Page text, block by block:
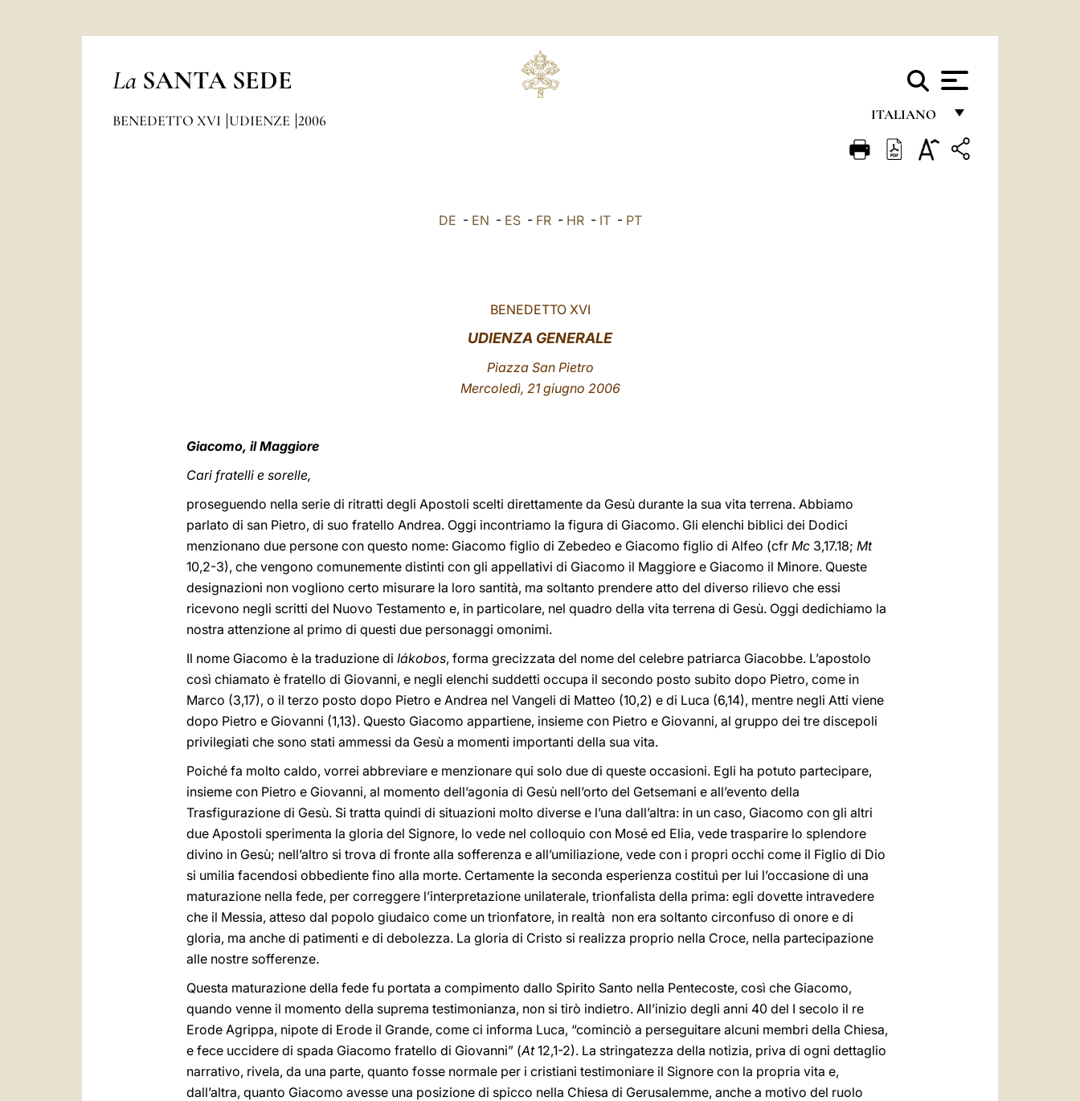
La SANTA SEDE
ITALIANO
FRANÇAIS
BENEDETTO XVI UDIENZE 2006
DE - EN - ES- FR- HR- IT- PT
BENEDETTO XVI
UDIENZA GENERALE
Piazza San Pietro
Mercoledì, 21 giugno 2006
Giacomo, il Maggiore
Cari fratelli e sorelle,
proseguendo nella serie di ritratti degli Apostoli scelti direttamente da Gesù durante la sua vita terrena. Abbiamo
parlato di san Pietro, di suo fratello Andrea. Oggi incontriamo la figura di Giacomo. Gli elenchi biblici dei Dodici
menzionano due persone con questo nome: Giacomo figlio di Zebedeo e Giacomo figlio di Alfeo (cfr Mc 3,17.18; Mt
10,2-3), che vengono comunemente distinti con gli appellativi di Giacomo il Maggiore e Giacomo il Minore. Queste
designazioni non vogliono certo misurare la loro santità, ma soltanto prendere atto del diverso rilievo che essi
ricevono negli scritti del Nuovo Testamento e, in particolare, nel quadro della vita terrena di Gesù. Oggi dedichiamo la
nostra attenzione al primo di questi due personaggi omonimi.
Il nome Giacomo è la traduzione di Iákobos, forma grecizzata del nome del celebre patriarca Giacobbe. L’apostolo
così chiamato è fratello di Giovanni, e negli elenchi suddetti occupa il secondo posto subito dopo Pietro, come in
Marco (3,17), o il terzo posto dopo Pietro e Andrea nel Vangeli di Matteo (10,2) e di Luca (6,14), mentre negli Atti viene
dopo Pietro e Giovanni (1,13). Questo Giacomo appartiene, insieme con Pietro e Giovanni, al gruppo dei tre discepoli
privilegiati che sono stati ammessi da Gesù a momenti importanti della sua vita.
Poiché fa molto caldo, vorrei abbreviare e menzionare qui solo due di queste occasioni. Egli ha potuto partecipare,
insieme con Pietro e Giovanni, al momento dell’agonia di Gesù nell’orto del Getsemani e all’evento della
Trasfigurazione di Gesù. Si tratta quindi di situazioni molto diverse e l’una dall’altra: in un caso, Giacomo con gli altri
due Apostoli sperimenta la gloria del Signore, lo vede nel colloquio con Mosé ed Elia, vede trasparire lo splendore
divino in Gesù; nell’altro si trova di fronte alla sofferenza e all’umiliazione, vede con i propri occhi come il Figlio di Dio
si umilia facendosi obbediente fino alla morte. Certamente la seconda esperienza costituì per lui l’occasione di una
maturazione nella fede, per correggere l’interpretazione unilaterale, trionfalista della prima: egli dovette intravedere
che il Messia, atteso dal popolo giudaico come un trionfatore, in realtà non era soltanto circonfuso di onore e di
gloria, ma anche di patimenti e di debolezza. La gloria di Cristo si realizza proprio nella Croce, nella partecipazione
alle nostre sofferenze.
Questa maturazione della fede fu portata a compimento dallo Spirito Santo nella Pentecoste, così che Giacomo,
quando venne il momento della suprema testimonianza, non si tirò indietro. All’inizio degli anni 40 del I secolo il re
Erode Agrippa, nipote di Erode il Grande, come ci informa Luca, “cominciò a perseguitare alcuni membri della Chiesa,
e fece uccidere di spada Giacomo fratello di Giovanni” (At12,1-2). La stringatezza della notizia, priva di ogni dettaglio
narrativo, rivela, da una parte, quanto fosse normale per i cristiani testimoniare il Signore con la propria vita e,
dall’altra, quanto Giacomo avesse una posizione di spicco nella Chiesa di Gerusalemme, anche a motivo del ruolo